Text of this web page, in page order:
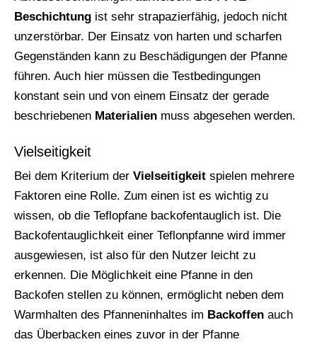
Beschichtung ist sehr strapazierfähig, jedoch nicht
unzerstörbar. Der Einsatz von harten und scharfen
Gegenständen kann zu Beschädigungen der Pfanne
führen. Auch hier müssen die Testbedingungen
konstant sein und von einem Einsatz der gerade
beschriebenen Materialien muss abgesehen werden.
Vielseitigkeit
Bei dem Kriterium der Vielseitigkeit spielen mehrere
Faktoren eine Rolle. Zum einen ist es wichtig zu
wissen, ob die Teflopfane backofentauglich ist. Die
Backofentauglichkeit einer Teflonpfanne wird immer
ausgewiesen, ist also für den Nutzer leicht zu
erkennen. Die Möglichkeit eine Pfanne in den
Backofen stellen zu können, ermöglicht neben dem
Warmhalten des Pfanneninhaltes im Backoffen auch
das Überbacken eines zuvor in der Pfanne